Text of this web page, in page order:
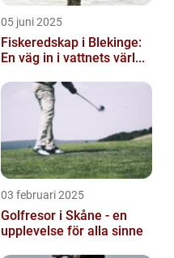
05 juni 2025
Fiskeredskap i Blekinge:
En väg in i vattnets värl...
03 februari 2025
Golfresor i Skåne - en
upplevelse för alla sinne